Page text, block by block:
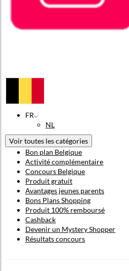
FR
NL
Voir toutes les catégories
Bon plan Belgique
Activité complémentaire
Concours Belgique
Produit gratuit
Avantages jeunes parents
Bons Plans Shopping
Produit 100% remboursé
Cashback
Devenir un Mystery Shopper
Résultats concours